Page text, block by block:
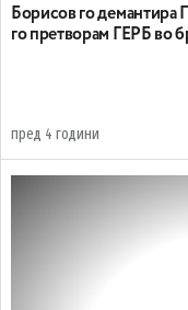
Борисов го демантира
го претворам ГЕРБ во
пред 4 години